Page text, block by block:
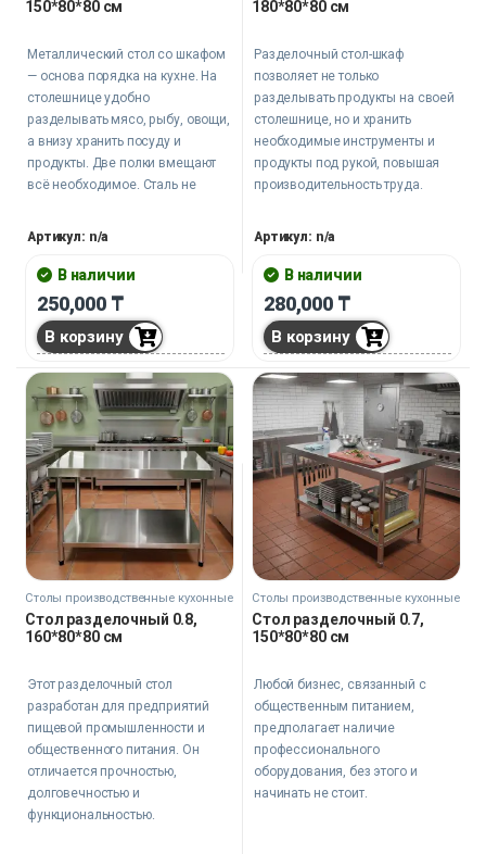
150*80*80 см
Металлический стол со шкафом
— основа порядка на кухне. На
столешнице удобно
разделывать мясо, рыбу, овощи,
а внизу хранить посуду и
продукты. Две полки вмещают
всё необходимое. Сталь не
легко чистится.
Артикул: n/a
В наличии
250,000 ₸
В корзину
180*80*80 см
Разделочный стол-шкаф
позволяет не только
разделывать продукты на своей
столешнице, но и хранить
необходимые инструменты и
продукты под рукой, повышая
производительность труда.
Артикул: n/a
В наличии
280,000 ₸
В корзину
Столы производственные кухонные
Стол разделочный 0.8,
160*80*80 см
Этот разделочный стол
разработан для предприятий
пищевой промышленности и
общественного питания. Он
отличается прочностью,
долговечностью и
функциональностью.
Столы производственные кухонные
Стол разделочный 0.7,
150*80*80 см
Любой бизнес, связанный с
общественным питанием,
предполагает наличие
профессионального
оборудования, без этого и
начинать не стоит.